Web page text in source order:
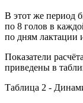
В этот же период
по 8 голов в
по дням лактации
Показатели
приведены в
Таблица 2 -